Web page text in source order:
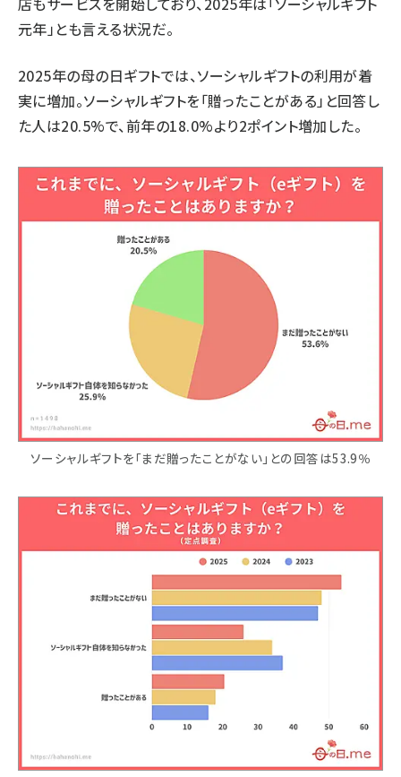
元年」とも言える状況だ。
2025年の母の日ギフトでは、ソーシャルギフトの利用が着
実に増加。ソーシャルギフトを「贈ったことがある」と回答し
た人は20.5%で、前年の18.0%より2ポイント増加した。
ソーシャルギフトを「まだ贈ったことがない」との回答は53.9％